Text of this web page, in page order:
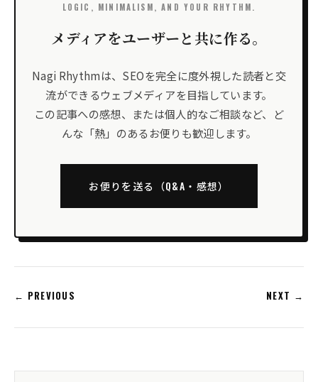
LOGIC, MINIMALISM, AND YOUR RHYTHM.
メディアをユーザーと共に作る。
Nagi Rhythmは、SEOを完全に度外視した読者と交
流ができるウェブメディアを目指しています。
この記事への感想、または個人的なご相談など、ど
んな「熱」のあるお便りも歓迎します。
お便りを送る（Q&A・感想）
← PREVIOUS NEXT →